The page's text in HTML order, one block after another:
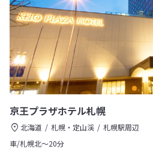
京王プラザホテル札幌
北海道 札幌・定山渓
札幌駅周辺
車/札幌北～20分